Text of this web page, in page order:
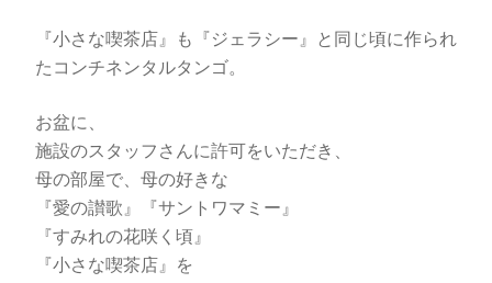
『小さな喫茶店』も『ジェラシー』と同じ頃に作られ
たコンチネンタルタンゴ。
お盆に、
施設のスタッフさんに許可をいただき、
母の部屋で、母の好きな
『愛の讃歌』『サントワマミー』
『すみれの花咲く頃』
『小さな喫茶店』を